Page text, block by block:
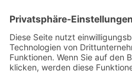
Newsletter abonnieren
Events